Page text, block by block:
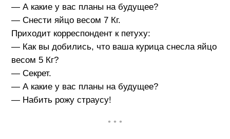
— А какие у вас планы на будущее?
— Снести яйцо весом 7 Кг.
Приходит корреспондент к петуху:
— Как вы добились, что ваша курица снесла яйцо
весом 5 Кг?
— Секрет.
— А какие у вас планы на будущее?
— Набить рожу страусу!
• • •